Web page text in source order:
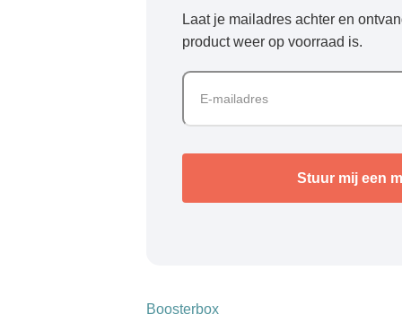
Laat je mailadres achter en
product weer op voorraad is.
Boosterbox